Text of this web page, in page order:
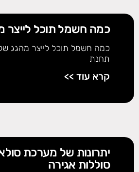
כמה חשמל תוכל לייצר
כמה חשמל תוכל לייצר מהגג
תחנת
קרא עוד >>
יתרונות של מערכת
סוללות אגירה